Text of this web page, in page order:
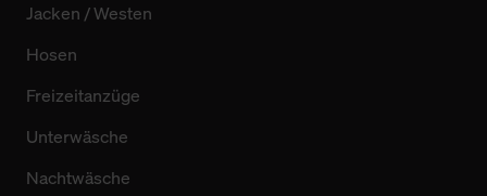
Jacken / Westen
Hosen
Freizeitanzüge
Unterwäsche
Nachtwäsche